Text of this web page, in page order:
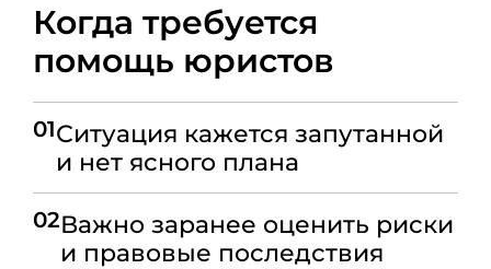
Когда требуется
помощь юристов
01Ситуация кажется запутанной
и нет ясного плана
02Важно заранее оценить риски
и правовые последствия